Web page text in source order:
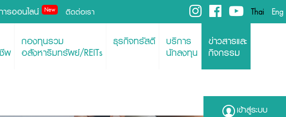
รออนไลน์ New ติดต่อเรา Thai Eng
พ
กองทุนรวม
อสังหาริมทรัพย์/REITs
ธุรกิจทรัสตี บริการ
นักลงทุน
ข่าวสารและ
กิจกรรม
เข้าสู่ระบบ